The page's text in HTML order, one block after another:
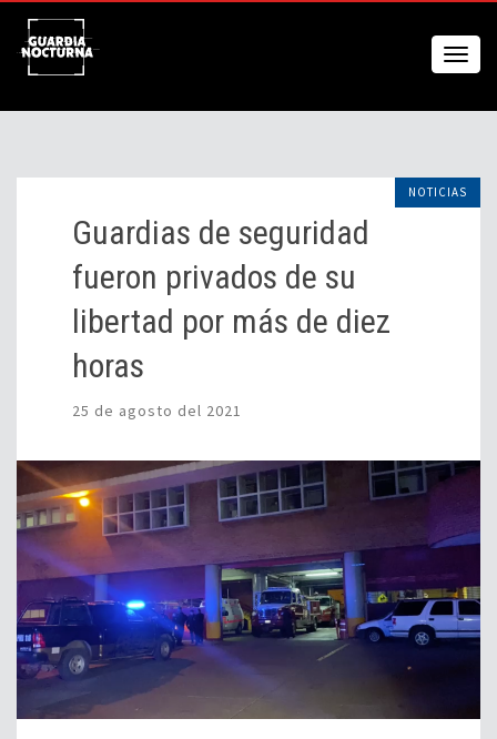
NOTICIAS
Guardias de seguridad
fueron privados de su
libertad por más de diez
horas
25 de agosto del 2021